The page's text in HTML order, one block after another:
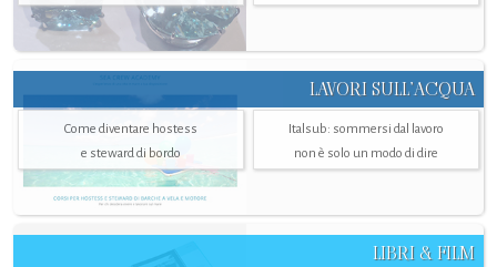
LAVORI SULL’ACQUA
Come diventare hostess
e steward di bordo
Italsub: sommersi dal lavoro
non è solo un modo di dire
LIBRI & FILM